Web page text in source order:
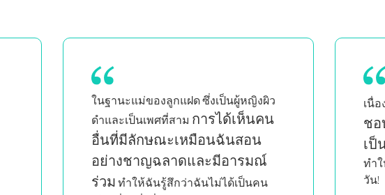
เนื่องจากเป็นคุณแม่ที่ยุ่งมากฉันจึง
ชอบที่การออกกำลังกายที่บ้าน
เป็นเรื่องง่ายมากความก้าวหน้า
ทำให้ฉันกลับมาออกกำลังกายที่บ้านทุก
วัน!
ออ
ปรั
ปัญ
เรีย